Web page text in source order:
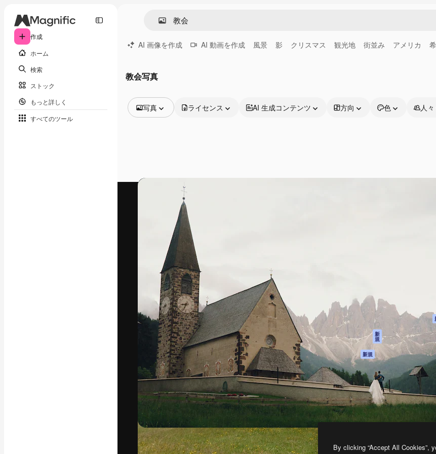
作成
ホーム
検索
ストック
もっと詳しく
すべてのツール
AI 画像を作成 AI 動画を作成 風景 影 クリスマス 観光地 街並み アメリカ
教会写真
写真
動画
モーショングラフィックス
動画テンプレート
ライセンス AI 生成コンテンツ 方向 色 人々
最高のクリエイティブ制作を導くためのプラ
ットフォーム。クリエイター、企業、代理
店、スタジオを含む100万人以上が利用して
います。
日本語
AI 音声合成ツール
ストックコンテン
ツ
Claude/ChatGPT
向けMCP
新
規
エージェント 新規
API
モバイルアプリ
すべてのMagnificツ
ール
オリジナル
クッキーポ
トラストセ
アフィリエ
法人向け
Copyright © 2010-2026Freepik Company S.L.U.無断複写・転載を禁じます
By clicking “Accept All Cookies”,